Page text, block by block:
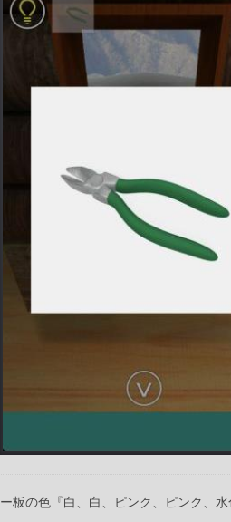
板の色『白、白、ピンク、ピンク、